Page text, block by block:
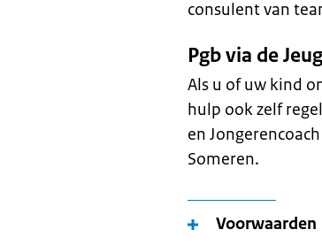
consulent van
Pgb via de
Als u of uw kind
hulp ook zelf
en
Someren.
Voorwaarden